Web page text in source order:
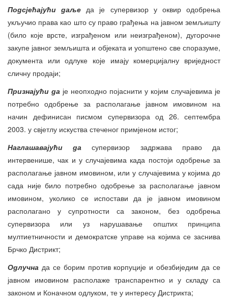
Подсјећајући даље да је супервизор у оквир одобрења
укључио права као што су право грађења на јавном земљишту
(било које врсте, изграђеном или неизграђеном), дугорочне
закупе јавног земљишта и објеката и уопштено све споразуме,
документа или одлуке које имају комерцијалну вриједност
сличну продаји;
Признајући да је неопходно појаснити у којим случајевима је
потребно одобрење за располагање јавном имовином на
начин дефинисан писмом супервизора од 26. септембра
2003. у свјетлу искуства стеченог примјеном истог;
Наглашавајући дасупервизор задржава право да
интервенише, чак и у случајевима када постоји одобрење за
располагање јавном имовином, или у случајевима у којима до
сада није било потребно одобрење за располагање јавном
имовином, уколико се испостави да је јавном имовином
располагано у супротности са законом, без одобрења
супервизора или уз нарушавање општих принципа
мултиетничности и демократске управе на којима се заснива
Брчко Дистрикт;
Одлучна да се борим против корпуције и обезбиједим да се
јавном имовином располаже транспарентно и у складу са
законом и Коначном одлуком, те у интересу Дистрикта;